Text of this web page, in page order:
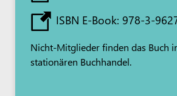
ISBN E-Book: 978-3-
Nicht-Mitglieder finden das Buch
stationären Buchhandel.